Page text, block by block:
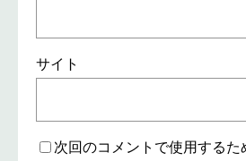
サイト
次回のコメントで使用するた